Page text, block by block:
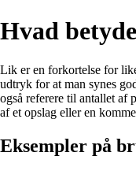
Hvad
Lik er en forkortelse for
udtryk for at man synes
også referere til antallet af
af et opslag eller en
Eksempler på